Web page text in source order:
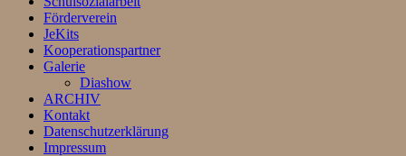
Förderverein
JeKits
Kooperationspartner
Galerie
Diashow
ARCHIV
Kontakt
Datenschutzerklärung
Impressum